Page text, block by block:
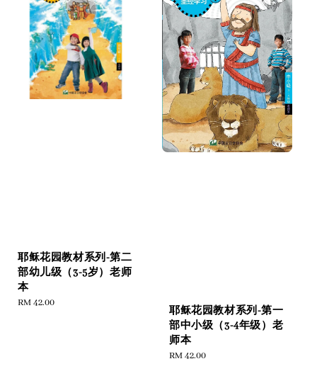
耶稣花园教材系列-第二
部幼儿级（3-5岁）老师
本
Regular
RM 42.00
耶稣花园教材系列-第一
部中小级（3-4年级）老
师本
Regular
RM 42.00